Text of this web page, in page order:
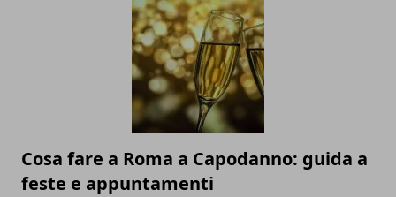
Cosa fare a Roma a Capodanno: guida a
feste e appuntamenti